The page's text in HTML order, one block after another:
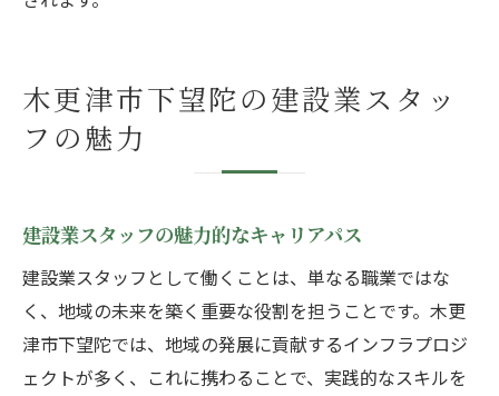
木更津市下望陀の建設業スタッ
フの魅力
建設業スタッフの魅力的なキャリアパス
建設業スタッフとして働くことは、単なる職業ではな
く、地域の未来を築く重要な役割を担うことです。木更
津市下望陀では、地域の発展に貢献するインフラプロジ
ェクトが多く、これに携わることで、実践的なスキルを